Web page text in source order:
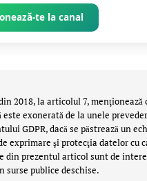
te la canal
2018, la articolul 7,
exonerată de la unele
GDPR, dacă se păstrează un
exprimare şi protecţia datelor cu
din prezentul articol sunt de
surse publice deschise.